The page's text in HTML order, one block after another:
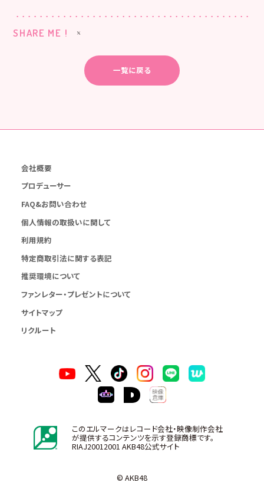
SHARE ME !
一覧に戻る
会社概要
プロデューサー
FAQ&お問い合わせ
個人情報の取扱いに関して
利用規約
特定商取引法に関する表記
推奨環境について
ファンレター・プレゼントについて
サイトマップ
リクルート
このエルマークはレコード会社・映像制作会社
が提供するコンテンツを示す登録商標です。
RIAJ20012001 AKB48公式サイト
© AKB48